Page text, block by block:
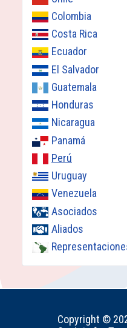
Colombia
Costa Rica
Ecuador
El Salvador
Guatemala
Honduras
Nicaragua
Panamá
Perú
Uruguay
Venezuela
Asociados
Aliados
Copyright ©